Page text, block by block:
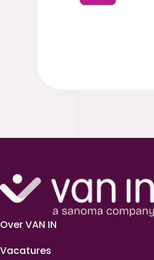
Over VAN IN
Vacatures